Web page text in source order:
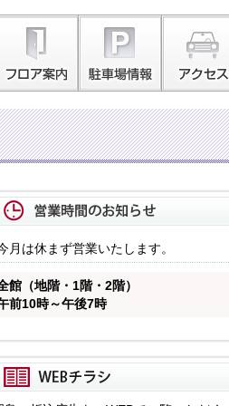
月は休まず営業いたします。
館（地階・1階・2階）
前10時～午後7時